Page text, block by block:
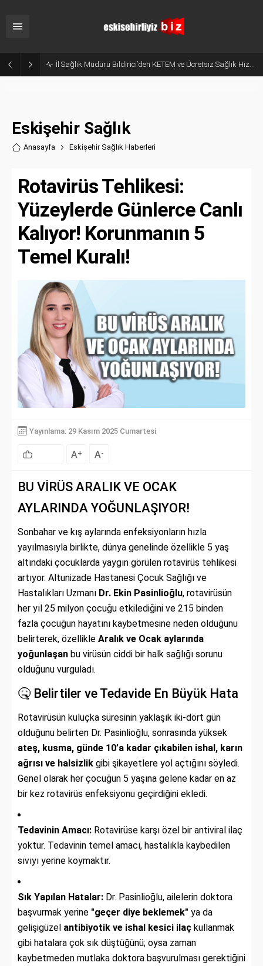
Hani Eskişehir Kaleydi? Yeni Parti’ye Geçişte Hesaplar Tutmadı!
Eskişehir Sağlık
Anasayfa Eskişehir Sağlık Haberleri
Rotavirüs Tehlikesi:
Yüzeylerde Günlerce Canlı
Kalıyor! Korunmanın 5
Temel Kuralı!
Yayınlama: 29 Kasım 2025 Cumartesi
A+ A-
BU VİRÜS ARALIK VE OCAK
AYLARINDA YOĞUNLAŞIYOR!
Sonbahar ve kış aylarında enfeksiyonların hızla
yayılmasıyla birlikte, dünya genelinde özellikle 5 yaş
altındaki çocuklarda yaygın görülen rotavirüs tehlikesi
artıyor. Altunizade Hastanesi Çocuk Sağlığı ve
Hastalıkları Uzmanı Dr. Ekin Pasinlioğlu, rotavirüsün
her yıl 25 milyon çocuğu etkilediğini ve 215 binden
fazla çocuğun hayatını kaybetmesine neden olduğunu
belirterek, özellikle Aralık ve Ocak aylarında
yoğunlaşan bu virüsün ciddi bir halk sağlığı sorunu
olduğunu vurguladı.
🤒 Belirtiler ve Tedavide En Büyük Hata
Rotavirüsün kuluçka süresinin yaklaşık iki-dört gün
olduğunu belirten Dr. Pasinlioğlu, sonrasında yüksek
ateş, kusma, günde 10’a kadar çıkabilen ishal, karın
ağrısı ve halsizlik gibi şikayetlere yol açtığını söyledi.
Genel olarak her çocuğun 5 yaşına gelene kadar en az
bir kez rotavirüs enfeksiyonu geçirdiğini ekledi.
Tedavinin Amacı: Rotavirüse karşı özel bir antiviral ilaç
yoktur. Tedavinin temel amacı, hastalıkla kaybedilen
sıvıyı yerine koymaktır.
Sık Yapılan Hatalar: Dr. Pasinlioğlu, ailelerin doktora
başvurmak yerine "geçer diye beklemek" ya da
gelişigüzel antibiyotik ve ishal kesici ilaç kullanmak
gibi hatalara çok sık düştüğünü; oysa zaman
kaybetmeden mutlaka doktora başvurulması gerektiğini